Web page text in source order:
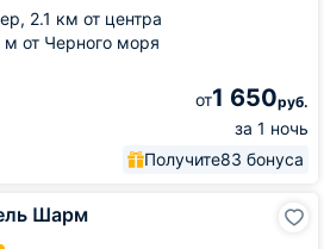
2.1 км от центра
м от Черного моря
от1 650руб.
за 1 ночь
Получите83 бонуса
Шарм